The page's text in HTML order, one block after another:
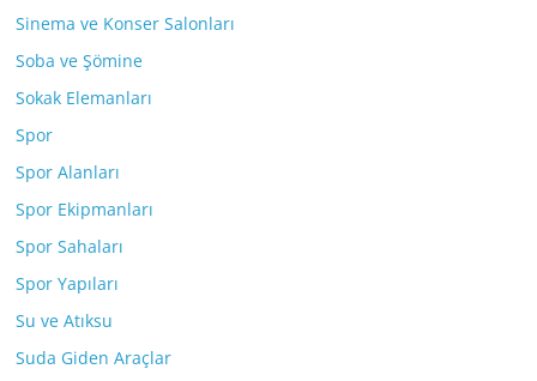
Sinema ve Konser Salonları
Soba ve Şömine
Sokak Elemanları
Spor
Spor Alanları
Spor Ekipmanları
Spor Sahaları
Spor Yapıları
Su ve Atıksu
Suda Giden Araçlar